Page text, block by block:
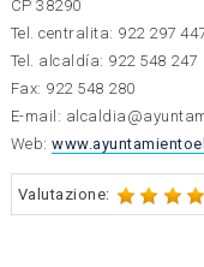
CP 38290
Tel. centralita: 922 297
Tel. alcaldía: 922 548 247
Fax: 922 548 280
E-mail:
Web:
Valutazione: